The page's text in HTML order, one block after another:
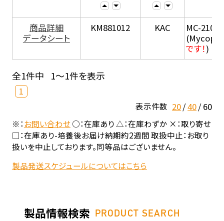
商品詳細
データシート
KM881012 KAC
MC-210 (
です！)
全1件中 1～1件を表示
1
表示件数 20 40 60
※：お問い合わせ○：在庫あり △：在庫わずか ×：取り寄せ
□：在庫あり-培養後お届け納期約2週間 取扱中止：お取り
扱いを中止しております。同等品はございません。
製品発送スケジュールについてはこちら
製品情報検索 PRODUCT SEARCH